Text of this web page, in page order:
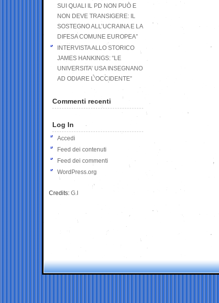
SUI QUALI IL PD NON PUÒ E
NON DEVE TRANSIGERE: IL
SOSTEGNO ALL’UCRAINA E LA
DIFESA COMUNE EUROPEA”
INTERVISTA ALLO STORICO
JAMES HANKINGS: “LE
UNIVERSITA’ USA INSEGNANO
AD ODIARE L’OCCIDENTE”
Commenti recenti
Log In
Accedi
Feed dei contenuti
Feed dei commenti
WordPress.org
Credits: G.I